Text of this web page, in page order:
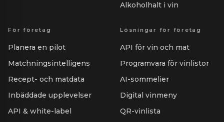
Alkoholhalt i vin
För företag
Planera en pilot
Matchningsintelligens
Recept- och matdata
Inbäddade upplevelser
API & white-label
Lösningar för företag
API för vin och mat
Programvara för vinlistor
AI-sommelier
Digital vinmeny
QR-vinlista